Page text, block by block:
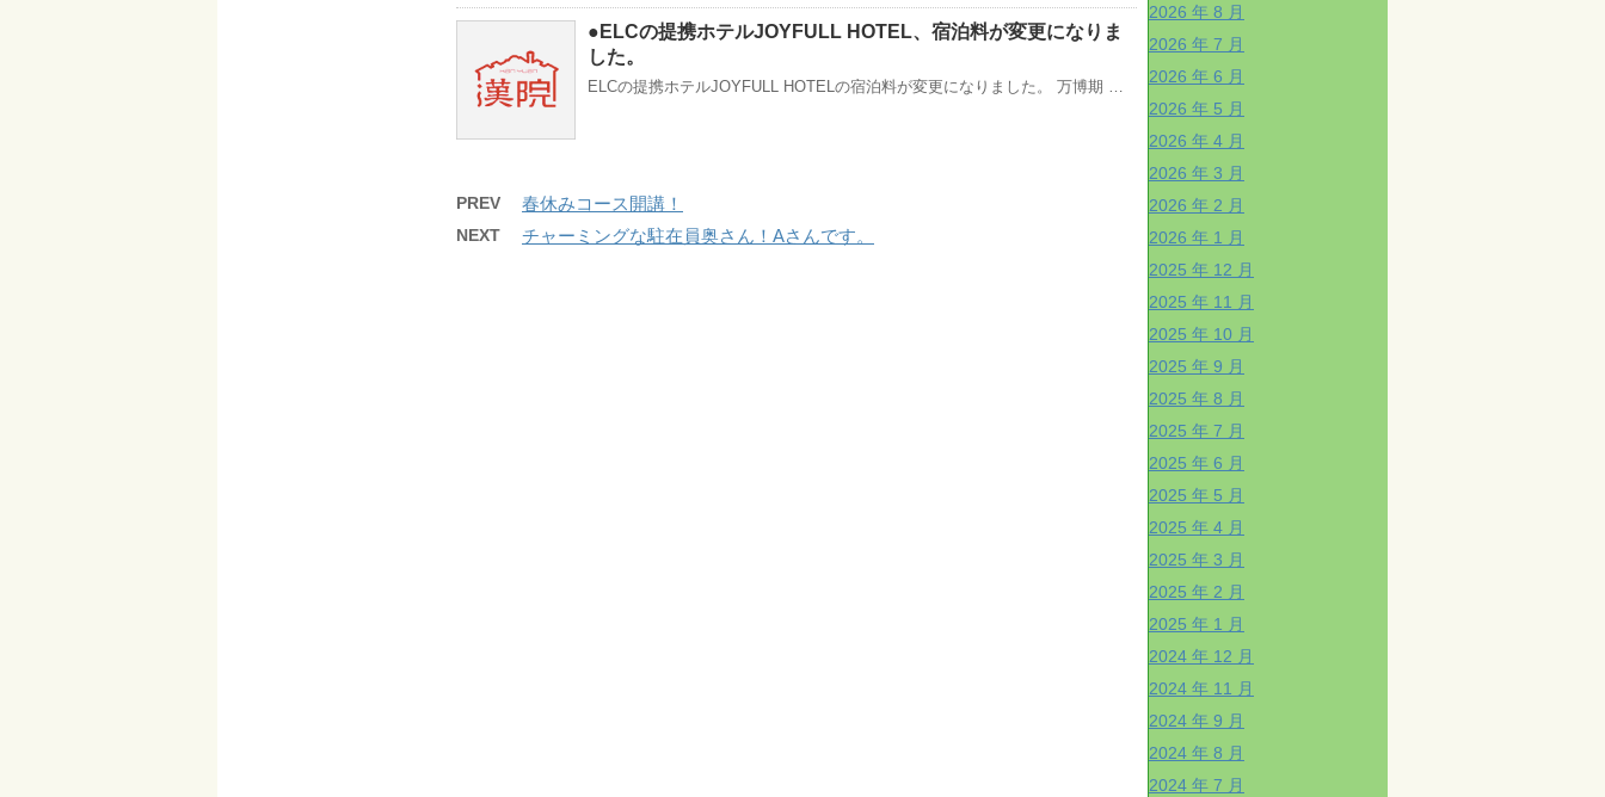
●ELCの提携ホテルJOYFULL HOTEL、宿泊料が変更になりま
した。
ELCの提携ホテルJOYFULL HOTELの宿泊料が変更になりました。 万博期 …
PREV 春休みコース開講！
NEXT チャーミングな駐在員奥さん！Aさんです。
2026 年 8 月
2026 年 7 月
2026 年 6 月
2026 年 5 月
2026 年 4 月
2026 年 3 月
2026 年 2 月
2026 年 1 月
2025 年 12 月
2025 年 11 月
2025 年 10 月
2025 年 9 月
2025 年 8 月
2025 年 7 月
2025 年 6 月
2025 年 5 月
2025 年 4 月
2025 年 3 月
2025 年 2 月
2025 年 1 月
2024 年 12 月
2024 年 11 月
2024 年 9 月
2024 年 8 月
2024 年 7 月